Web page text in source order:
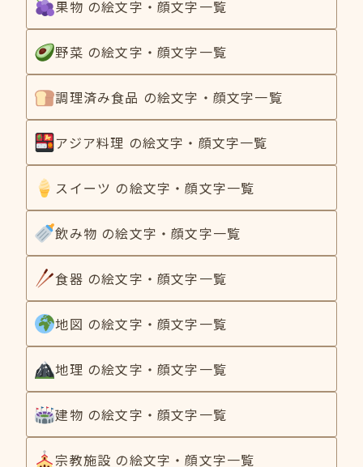
果物 の絵文字・顔文字一覧
野菜 の絵文字・顔文字一覧
調理済み食品 の絵文字・顔文字一覧
アジア料理 の絵文字・顔文字一覧
スイーツ の絵文字・顔文字一覧
飲み物 の絵文字・顔文字一覧
食器 の絵文字・顔文字一覧
地図 の絵文字・顔文字一覧
地理 の絵文字・顔文字一覧
建物 の絵文字・顔文字一覧
宗教施設 の絵文字・顔文字一覧